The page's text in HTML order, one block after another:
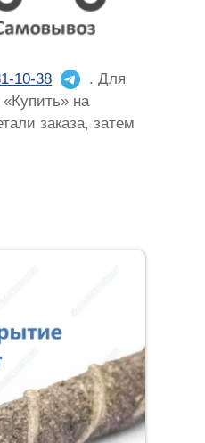
10-38
. Для
«Купить» на
заказа, затем